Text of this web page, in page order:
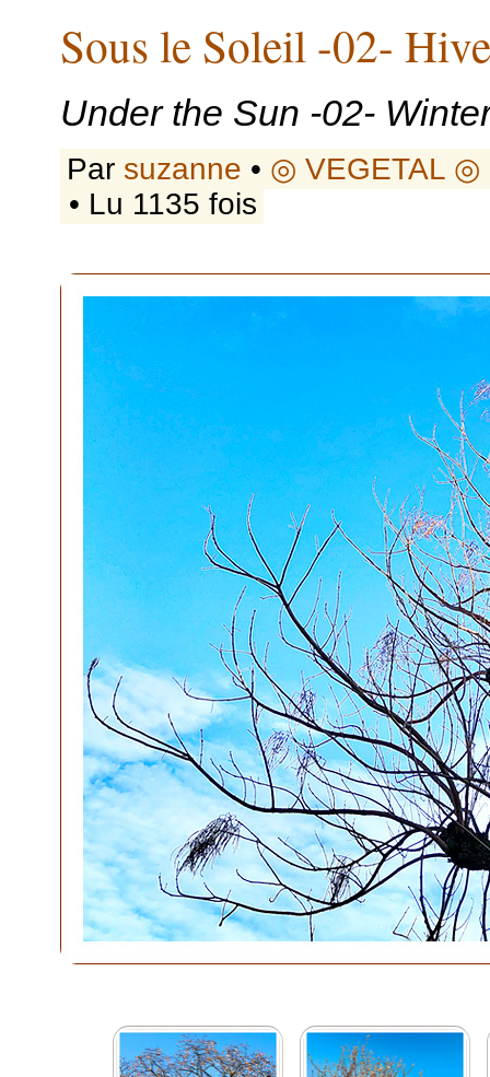
Sous le Soleil -02-
Under the Sun -02-
Par suzanne • ◎ VEGETAL ◎
• Lu 1135 fois